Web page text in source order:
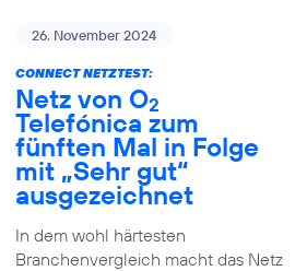
26. November 2024
CONNECT NETZTEST:
Netz von O2
Telefónica zum
fünften Mal in Folge
mit „Sehr gut“
ausgezeichnet
In dem wohl härtesten
Branchenvergleich macht das Netz